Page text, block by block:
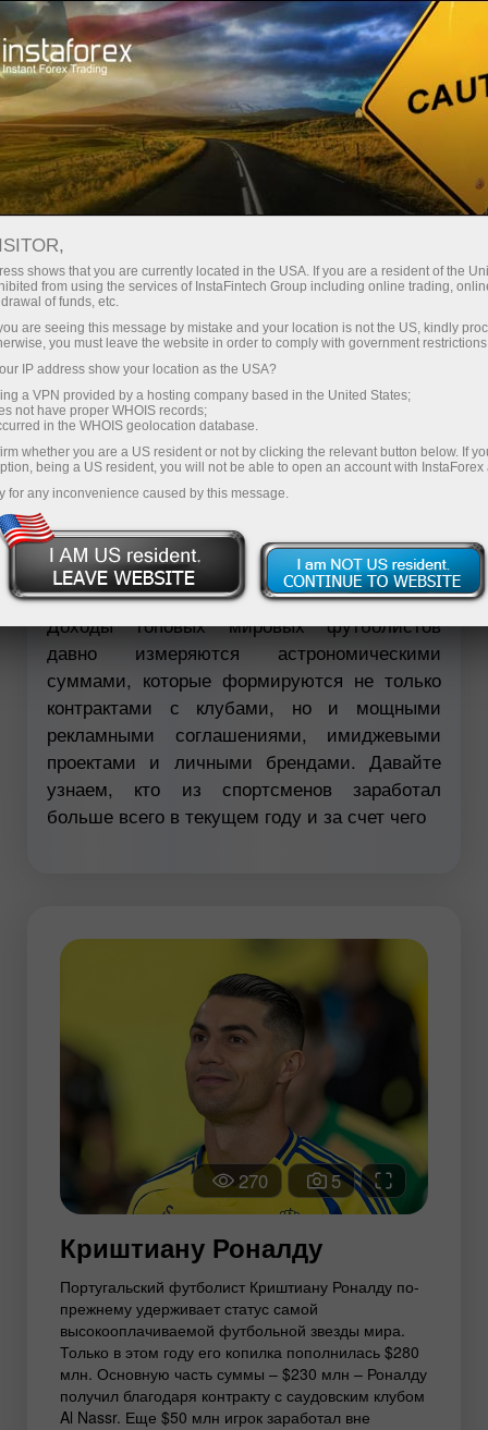
Трейдерам Форекс аналитика Фотоновости
08:52 2025-10-16
ПЯТЬ ФУТБОЛИСТОВ С САМЫМИ
ВЫСОКИМИ ДОХОДАМИ
Открыть торговый счет
Открыть демосчет
Доходы топовых мировых футболистов
давно измеряются астрономическими
суммами, которые формируются не только
контрактами с клубами, но и мощными
рекламными соглашениями, имиджевыми
проектами и личными брендами. Давайте
узнаем, кто из спортсменов заработал
больше всего в текущем году и за счет чего
270 5
Криштиану Роналду
Португальский футболист Криштиану Роналду по-
прежнему удерживает статус самой
высокооплачиваемой футбольной звезды мира.
Только в этом году его копилка пополнилась $280
млн. Основную часть суммы – $230 млн – Роналду
получил благодаря контракту с саудовским клубом
Al Nassr. Еще $50 млн игрок заработал вне
shows that you are currently located in the USA. If you are a resident of the
from using the services of InstaFintech Group including online trading,
of funds, etc.
are seeing this message by mistake and your location is not the US, kindly
you must leave the website in order to comply with government
IP address show your location as the USA?
a VPN provided by a hosting company based in the United States;
not have proper WHOIS records;
in the WHOIS geolocation database.
whether you are a US resident or not by clicking the relevant button below. If
being a US resident, you will not be able to open an account with InstaForex
for any inconvenience caused by this message.